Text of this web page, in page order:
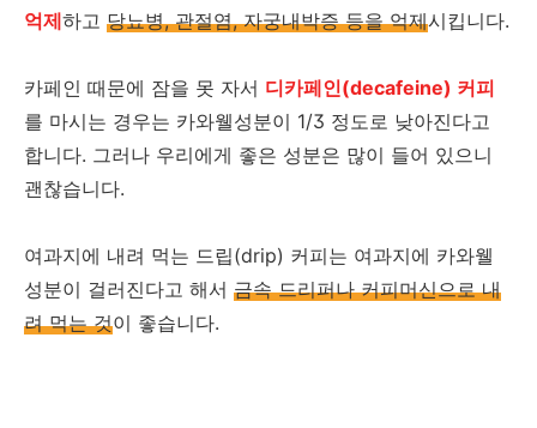
억제하고 당뇨병, 관절염, 자궁내박증 등을 억제시킵니다.
카페인 때문에 잠을 못 자서 디카페인(decafeine) 커피
를 마시는 경우는 카와웰성분이 1/3 정도로 낮아진다고
합니다. 그러나 우리에게 좋은 성분은 많이 들어 있으니
괜찮습니다.
여과지에 내려 먹는 드립(drip) 커피는 여과지에 카와웰
성분이 걸러진다고 해서 금속 드리퍼나 커피머신으로 내
려 먹는 것이 좋습니다.